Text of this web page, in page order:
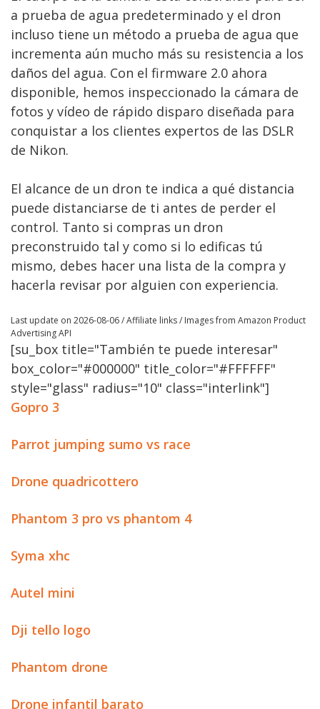
a prueba de agua predeterminado y el dron
incluso tiene un método a prueba de agua que
incrementa aún mucho más su resistencia a los
daños del agua. Con el firmware 2.0 ahora
disponible, hemos inspeccionado la cámara de
fotos y vídeo de rápido disparo diseñada para
conquistar a los clientes expertos de las DSLR
de Nikon.
El alcance de un dron te indica a qué distancia
puede distanciarse de ti antes de perder el
control. Tanto si compras un dron
preconstruido tal y como si lo edificas tú
mismo, debes hacer una lista de la compra y
hacerla revisar por alguien con experiencia.
Last update on 2026-08-06 / Affiliate links / Images from Amazon Product
Advertising API
[su_box title="También te puede interesar"
box_color="#000000" title_color="#FFFFFF"
style="glass" radius="10" class="interlink"]
Gopro 3
Parrot jumping sumo vs race
Drone quadricottero
Phantom 3 pro vs phantom 4
Syma xhc
Autel mini
Dji tello logo
Phantom drone
Drone infantil barato